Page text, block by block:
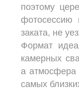
поэтому
заката, не
Формат
камерных
а атмосфера
самых